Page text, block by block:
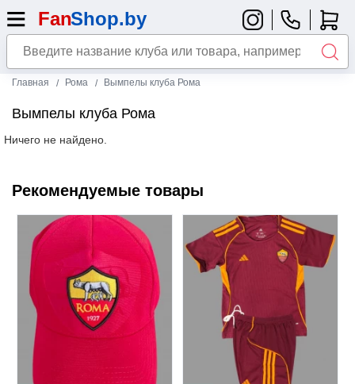
Главная Рома Вымпелы клуба Рома
Вымпелы клуба Рома
Ничего не найдено.
Рекомендуемые товары